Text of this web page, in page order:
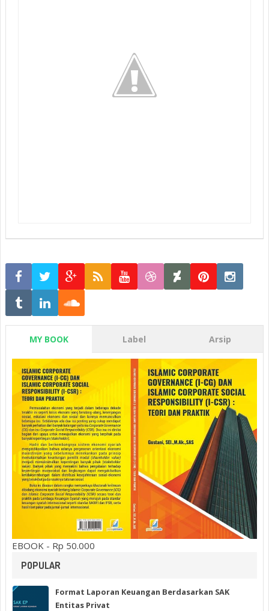
MY BOOK Label Arsip
EBOOK - Rp 50.000
POPULAR
Format Laporan Keuangan Berdasarkan SAK
Entitas Privat